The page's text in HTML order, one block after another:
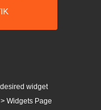
widget
Widgets Page